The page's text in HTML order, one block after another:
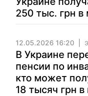
250 тыс. грн в
12.05.2026 16:20
В Украине
пенсии по
кто может
18 тысяч грн в